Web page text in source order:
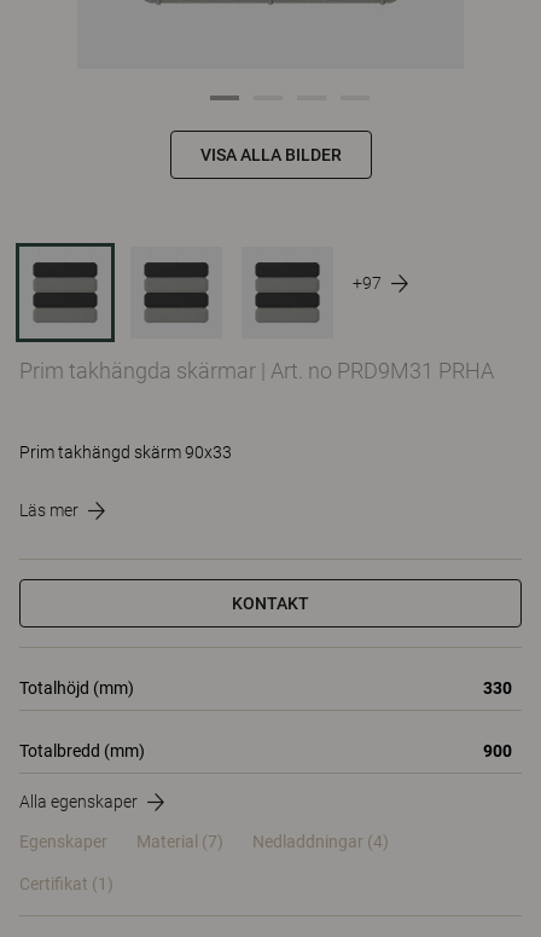
VISA ALLA BILDER
+97
Prim takhängda skärmar | Art. no PRD9M31 PRHA
Prim takhängd skärm 90x33
Läs mer
KONTAKT
Totalhöjd (mm) 330
Totalbredd (mm) 900
Alla egenskaper
Egenskaper Material (7) Nedladdningar (4)
Certifikat (1)